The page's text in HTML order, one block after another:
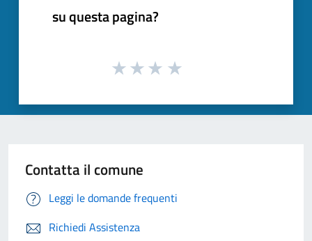
su questa pagina?
Contatta il comune
Leggi le domande frequenti
Richiedi Assistenza